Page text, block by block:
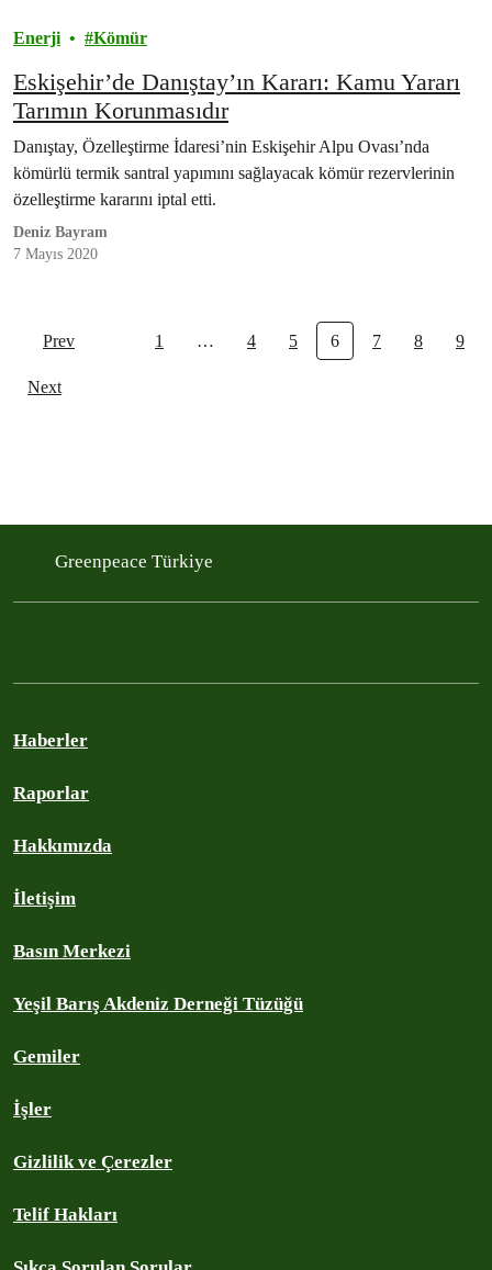
Enerji Kömür
Eskişehir’de Danıştay’ın Kararı: Kamu Yararı
Tarımın Korunmasıdır
Danıştay, Özelleştirme İdaresi’nin Eskişehir Alpu Ovası’nda
kömürlü termik santral yapımını sağlayacak kömür rezervlerinin
özelleştirme kararını iptal etti.
Deniz Bayram
7 Mayıs 2020
Prev 1 … 4 5 6 7 8 9
Next
Greenpeace Türkiye
Haberler
Raporlar
Hakkımızda
İletişim
Basın Merkezi
Yeşil Barış Akdeniz Derneği Tüzüğü
Gemiler
İşler
Gizlilik ve Çerezler
Telif Hakları